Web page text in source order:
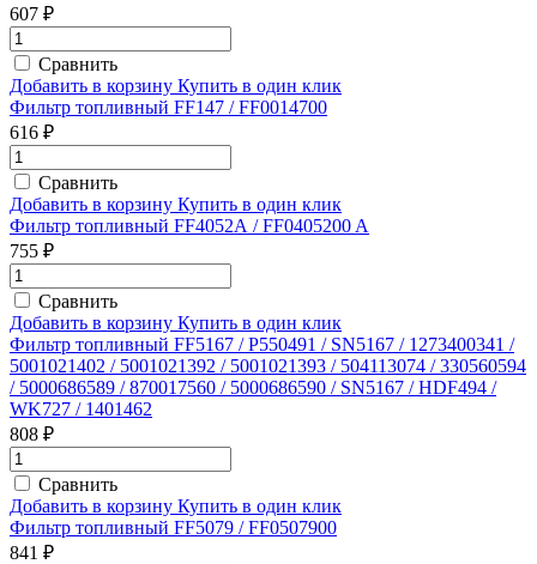
607 ₽
Сравнить
Добавить в корзину Купить в один клик
Фильтр топливный FF147 / FF0014700
616 ₽
Сравнить
Добавить в корзину Купить в один клик
Фильтр топливный FF4052А / FF0405200 A
755 ₽
Сравнить
Добавить в корзину Купить в один клик
Фильтр топливный FF5167 / P550491 / SN5167 / 1273400341 /
5001021402 / 5001021392 / 5001021393 / 504113074 / 330560594
/ 5000686589 / 870017560 / 5000686590 / SN5167 / HDF494 /
WK727 / 1401462
808 ₽
Сравнить
Добавить в корзину Купить в один клик
Фильтр топливный FF5079 / FF0507900
841 ₽